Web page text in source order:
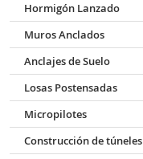
Hormigón Lanzado
Muros Anclados
Anclajes de Suelo
Losas Postensadas
Micropilotes
Construcción de túneles